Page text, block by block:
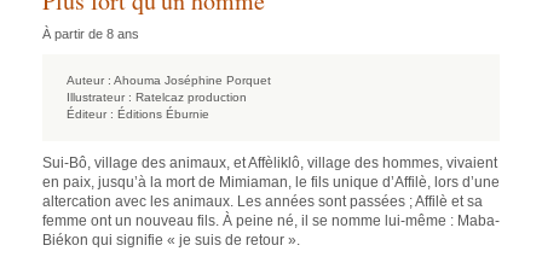
À partir de 8 ans
Auteur : Ahouma Joséphine Porquet
Illustrateur : Ratelcaz production
Éditeur : Éditions Éburnie
Sui-Bô, village des animaux, et Affèliklô, village des hommes, vivaient
en paix, jusqu’à la mort de Mimiaman, le fils unique d’Affilè, lors d’une
altercation avec les animaux. Les années sont passées ; Affilè et sa
femme ont un nouveau fils. À peine né, il se nomme lui-même : Maba-
Biékon qui signifie « je suis de retour ».